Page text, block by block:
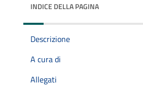
INDICE DELLA PAGINA
Descrizione
A cura di
Allegati